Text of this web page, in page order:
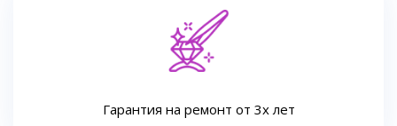
Гарантия на ремонт от 3х лет